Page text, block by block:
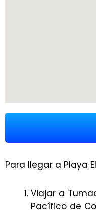
Para llegar a Playa
Viajar a
Pacífico de